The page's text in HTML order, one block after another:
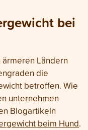
bei
Ländern
die
betroffen. Wie
unternehmen
Blogartikeln
beim Hund.